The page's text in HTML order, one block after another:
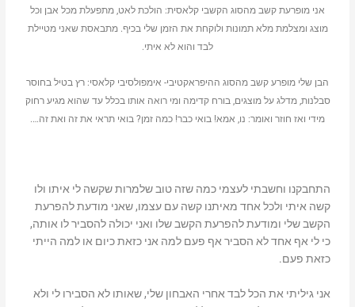
אני מופרעת קשב מהסוג הקשבי קלאסית: הולכת לאט, מתפעלת מכל אבן וכל
מוצג ומצלמת מלא תמונות ולוקחת את הזמן שלי בכיף. מתבאסת שאני מטיילת
לבד והוא לא איתי.
הבן שלי מופרע קשב מהסוג ההיפראקטיבי- אימפולסיבי קלאסי: רץ בטיל בחוסר
סבלנות, מדלג על מוצגים, בורח קדימה ומי רואה אותו בכלל עד שהוא מגיע רחוק
מידי ואז חוזר ואומר: נו, אמא! בואי כבר! כמה זמן? בואי תראי את זה ואת זה….
התחבקנו וחשבתי לעצמי כמה שזה טוב שלמרות שקשה לי איתו ולו
קשה איתי ולכל אחד מאיתנו קשה עם עצמו, שאני מודעת להפרעת
הקשב שלי ומודעת להפרעת הקשב שלו ואני יכולה להסביר לו אותה,
כי לי אף אחד לא הסביר אף פעם למה אני כזאת כיום או למה הייתי
כזאת פעם.
אני גיליתי את הכל לבד אחרי האבחון שלי, שאותו לא הסבירו לי ולא